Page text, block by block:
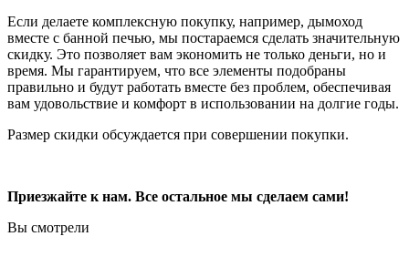
Если делаете комплексную покупку, например, дымоход
вместе с банной печью, мы постараемся сделать значительную
скидку. Это позволяет вам экономить не только деньги, но и
время. Мы гарантируем, что все элементы подобраны
правильно и будут работать вместе без проблем, обеспечивая
вам удовольствие и комфорт в использовании на долгие годы.
Размер скидки обсуждается при совершении покупки.
Приезжайте к нам. Все остальное мы сделаем сами!
Вы смотрели